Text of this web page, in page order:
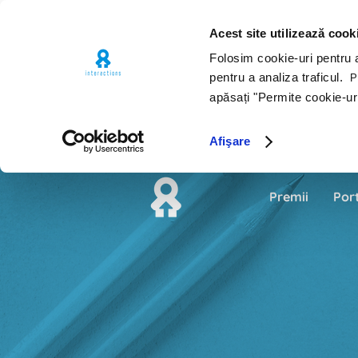
Acest site utilizează
Folosim cookie-uri pentru
pentru a analiza traficul.
apăsați "Permite cookie-
Afişare
Premii